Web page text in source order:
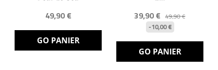
49,90 €
GO PANIER
39,90 € 49,90 €
-10,00 €
GO PANIER